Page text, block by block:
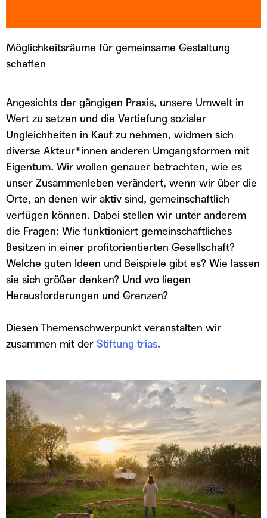
Möglichkeitsräume für gemeinsame Gestaltung
schaffen
Angesichts der gängigen Praxis, unsere Umwelt in
Wert zu setzen und die Vertiefung sozialer
Ungleichheiten in Kauf zu nehmen, widmen sich
diverse Akteur*innen anderen Umgangsformen mit
Eigentum. Wir wollen genauer betrachten, wie es
unser Zusammenleben verändert, wenn wir über die
Orte, an denen wir aktiv sind, gemeinschaftlich
verfügen können. Dabei stellen wir unter anderem
die Fragen: Wie funktioniert gemeinschaftliches
Besitzen in einer profitorientierten Gesellschaft?
Welche guten Ideen und Beispiele gibt es? Wie lassen
sie sich größer denken? Und wo liegen
Herausforderungen und Grenzen?
Diesen Themenschwerpunkt veranstalten wir
zusammen mit der Stiftung trias.